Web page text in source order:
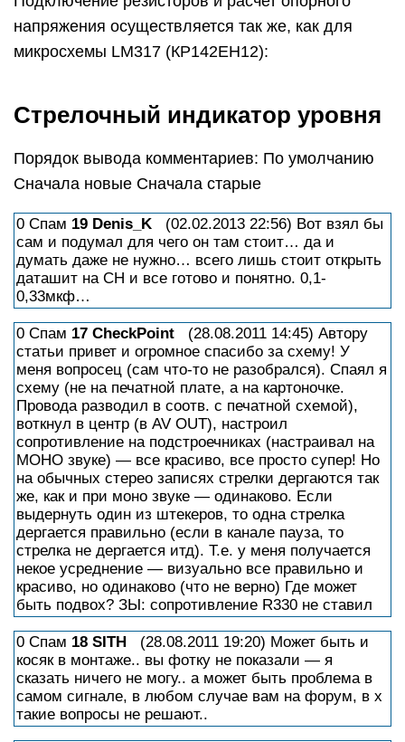
напряжения осуществляется так же, как для
микросхемы LM317 (КР142ЕН12):
Стрелочный индикатор уровня
Порядок вывода комментариев: По умолчанию
Сначала новые Сначала старые
0 Спам 19 Denis_K (02.02.2013 22:56) Вот взял бы
сам и подумал для чего он там стоит… да и
думать даже не нужно… всего лишь стоит открыть
даташит на СН и все готово и понятно. 0,1-
0,33мкф…
0 Спам 17 CheckPoint (28.08.2011 14:45) Автору
статьи привет и огромное спасибо за схему! У
меня вопросец (сам что-то не разобрался). Спаял я
схему (не на печатной плате, а на картоночке.
Провода разводил в соотв. с печатной схемой),
воткнул в центр (в AV OUT), настроил
сопротивление на подстроечниках (настраивал на
МОНО звуке) — все красиво, все просто супер! Но
на обычных стерео записях стрелки дергаются так
же, как и при моно звуке — одинаково. Если
выдернуть один из штекеров, то одна стрелка
дергается правильно (если в канале пауза, то
стрелка не дергается итд). Т.е. у меня получается
некое усреднение — визуально все правильно и
красиво, но одинаково (что не верно) Где может
быть подвох? ЗЫ: сопротивление R330 не ставил
0 Спам 18 SITH (28.08.2011 19:20) Может быть и
косяк в монтаже.. вы фотку не показали — я
сказать ничего не могу.. а может быть проблема в
самом сигнале, в любом случае вам на форум, в х
такие вопросы не решают..